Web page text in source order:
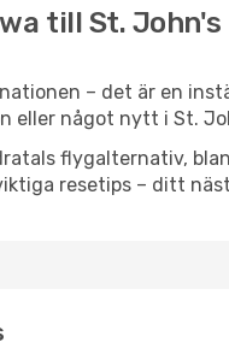
till St. John's
– det är en
eller något nytt i St.
flygalternativ,
resetips – ditt